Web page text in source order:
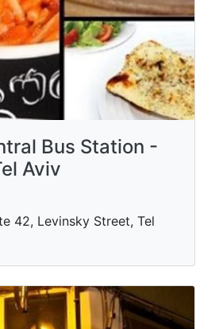
Bus Station -
Aviv
42, Levinsky Street, Tel